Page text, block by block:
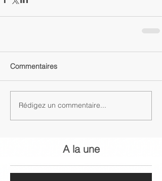
Commentaires
Rédigez un commentaire...
A la une